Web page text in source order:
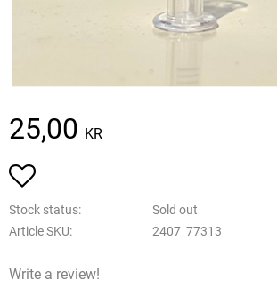
25,00 KR
Add to favorites
Stock status
Sold out
Article SKU
2407_77313
Write a review!